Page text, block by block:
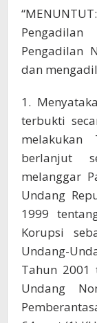
Pengadilan
dan
1.
terbukti
melakukan
berlanjut
melanggar
Undang
1999
Korupsi
Undang-
Tahun 2001
Undang